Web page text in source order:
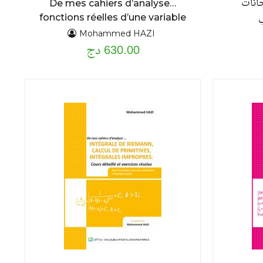
De mes cahiers d’analyse…
fonctions réelles d’une variable
réelle : limites, continuité et..
Cours détaillé et exercices
Mohammed HAZI
630.00 دج